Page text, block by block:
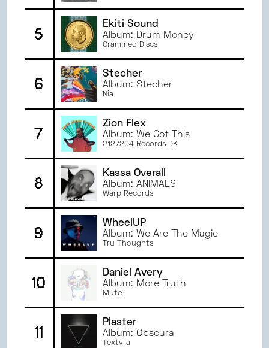
OCTOBRE2023
SEPTEMBRE
2023
2023
AVRIL2023
MARS2023
FÉVRIER2023
JANVIER2023
2022
2022
AVRIL2022
MARS2022
5
Ekiti Sound
Album: Drum Money
Crammed Discs
6
Stecher
Album: Stecher
Nia
7
Zion Flex
Album: We Got This
2127204 Records DK
8
Kassa Overall
Album: ANIMALS
Warp Records
9
WheelUP
Album: We Are The Magic
Tru Thoughts
10
Daniel Avery
Album: More Truth
Mute
11
Plaster
Album: Obscura
Textvra